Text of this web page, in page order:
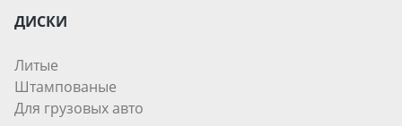
ДИСКИ
Литые
Штампованые
Для грузовых авто